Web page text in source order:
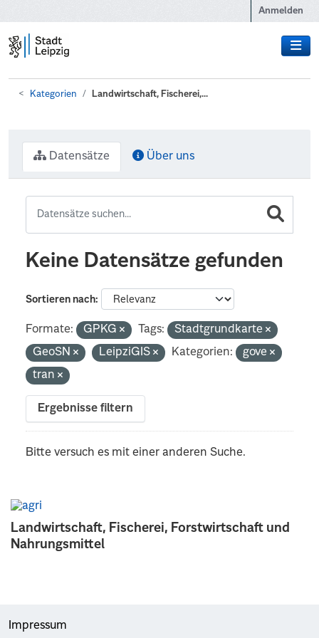
Anmelden
Kategorien Landwirtschaft, Fischerei,...
Landwirtschaft, Fischerei, Forstwirtschaft und
Nahrungsmittel
Datensätze Über uns
Keine Datensätze gefunden
Sortieren nach
Formate: GPKG Tags:
Stadtgrundkarte
GeoSN
LeipziGIS Kategorien:
gove
tran
Ergebnisse filtern
Bitte versuch es mit einer anderen Suche.
Impressum